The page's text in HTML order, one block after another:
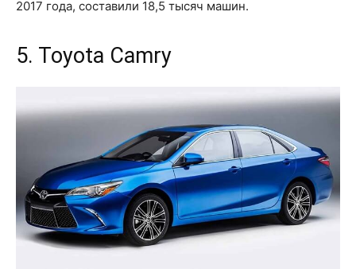
2017 года, составили 18,5 тысяч машин.
5. Toyota Camry